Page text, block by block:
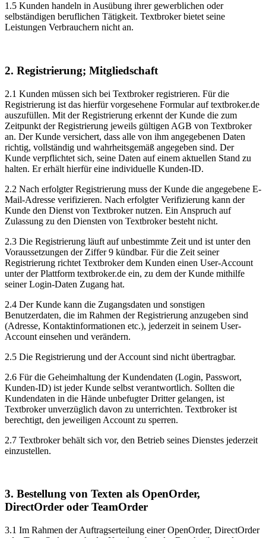
1.5 Kunden handeln in Ausübung ihrer gewerblichen oder
selbständigen beruflichen Tätigkeit. Textbroker bietet seine
Leistungen Verbrauchern nicht an.
2. Registrierung; Mitgliedschaft
2.1 Kunden müssen sich bei Textbroker registrieren. Für die
Registrierung ist das hierfür vorgesehene Formular auf textbroker.de
auszufüllen. Mit der Registrierung erkennt der Kunde die zum
Zeitpunkt der Registrierung jeweils gültigen AGB von Textbroker
an. Der Kunde versichert, dass alle von ihm angegebenen Daten
richtig, vollständig und wahrheitsgemäß angegeben sind. Der
Kunde verpflichtet sich, seine Daten auf einem aktuellen Stand zu
halten. Er erhält hierfür eine individuelle Kunden-ID.
2.2 Nach erfolgter Registrierung muss der Kunde die angegebene E-
Mail-Adresse verifizieren. Nach erfolgter Verifizierung kann der
Kunde den Dienst von Textbroker nutzen. Ein Anspruch auf
Zulassung zu den Diensten von Textbroker besteht nicht.
2.3 Die Registrierung läuft auf unbestimmte Zeit und ist unter den
Voraussetzungen der Ziffer 9 kündbar. Für die Zeit seiner
Registrierung richtet Textbroker dem Kunden einen User-Account
unter der Plattform textbroker.de ein, zu dem der Kunde mithilfe
seiner Login-Daten Zugang hat.
2.4 Der Kunde kann die Zugangsdaten und sonstigen
Benutzerdaten, die im Rahmen der Registrierung anzugeben sind
(Adresse, Kontaktinformationen etc.), jederzeit in seinem User-
Account einsehen und verändern.
2.5 Die Registrierung und der Account sind nicht übertragbar.
2.6 Für die Geheimhaltung der Kundendaten (Login, Passwort,
Kunden-ID) ist jeder Kunde selbst verantwortlich. Sollten die
Kundendaten in die Hände unbefugter Dritter gelangen, ist
Textbroker unverzüglich davon zu unterrichten. Textbroker ist
berechtigt, den jeweiligen Account zu sperren.
2.7 Textbroker behält sich vor, den Betrieb seines Dienstes jederzeit
einzustellen.
3. Bestellung von Texten als OpenOrder,
DirectOrder oder TeamOrder
3.1 Im Rahmen der Auftragserteilung einer OpenOrder, DirectOrder